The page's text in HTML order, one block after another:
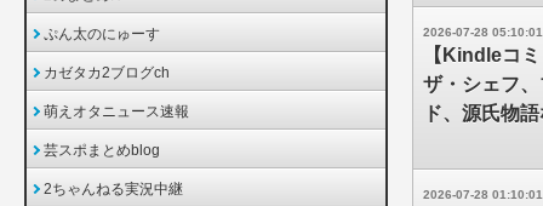
2026-07-28 05:10:01
【Kindleコ
ザ・シェフ
ド、源氏物
2026-07-28 01:10:01
ぷん太のにゅーす
カゼタカ2ブログch
萌えオタニュース速報
芸スポまとめblog
2ちゃんねる実況中継